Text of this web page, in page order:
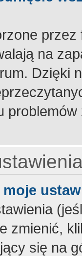
na
Dzięki
zmienić,
się na